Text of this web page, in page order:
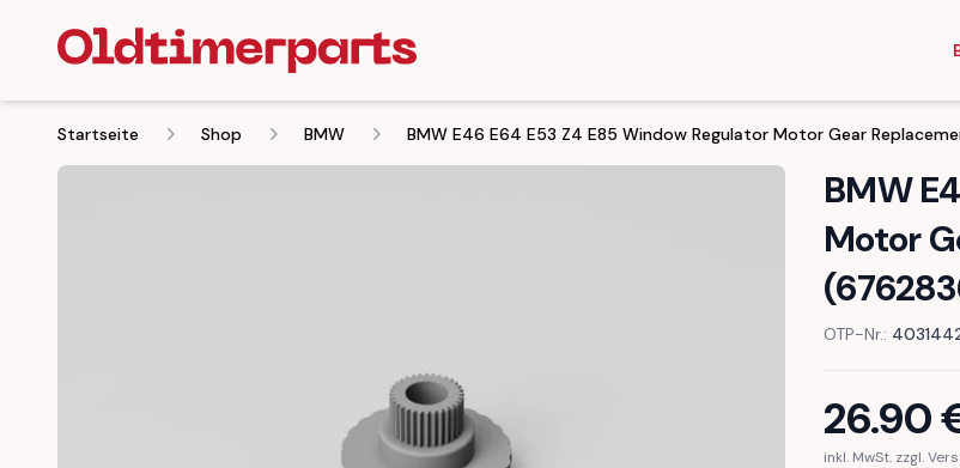
Startseite Shop BMW BMW E46 E64 E53 Z4 E85 Window Regulator Motor Gear
BMW
Motor
OTP-Nr.:
26.90
inkl. MwSt. zzgl.